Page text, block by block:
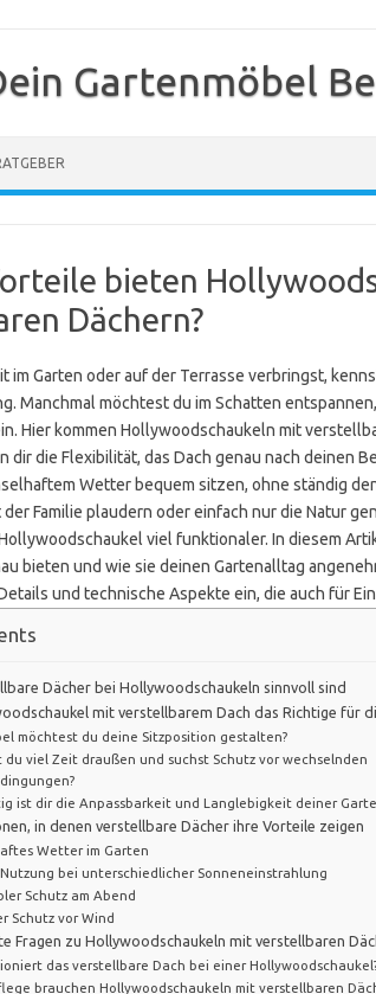
Gartenmöbel
bieten
Dächern?
im Garten oder auf der Terrasse verbringst,
Manchmal möchtest du im Schatten
Hier kommen Hollywoodschaukeln mit
dir die Flexibilität, das Dach genau nach deinen
Wetter bequem sitzen, ohne ständig
der Familie plaudern oder einfach nur die Natur
viel funktionaler. In diesem
bieten und wie sie deinen Gartenalltag
und technische Aspekte ein, die auch für
Dächer bei Hollywoodschaukeln sinnvoll sind
mit verstellbarem Dach das Richtige für
möchtest du deine Sitzposition gestalten?
du viel Zeit draußen und suchst Schutz vor wechselnden
ist dir die Anpassbarkeit und Langlebigkeit deiner
in denen verstellbare Dächer ihre Vorteile zeigen
Wetter im Garten
bei unterschiedlicher Sonneneinstrahlung
Schutz am Abend
Schutz vor Wind
Fragen zu Hollywoodschaukeln mit verstellbaren
das verstellbare Dach bei einer
brauchen Hollywoodschaukeln mit verstellbaren